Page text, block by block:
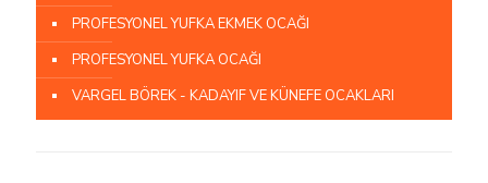
PROFESYONEL YUFKA EKMEK OCAĞI
PROFESYONEL YUFKA OCAĞI
VARGEL BÖREK - KADAYIF VE KÜNEFE OCAKLARI